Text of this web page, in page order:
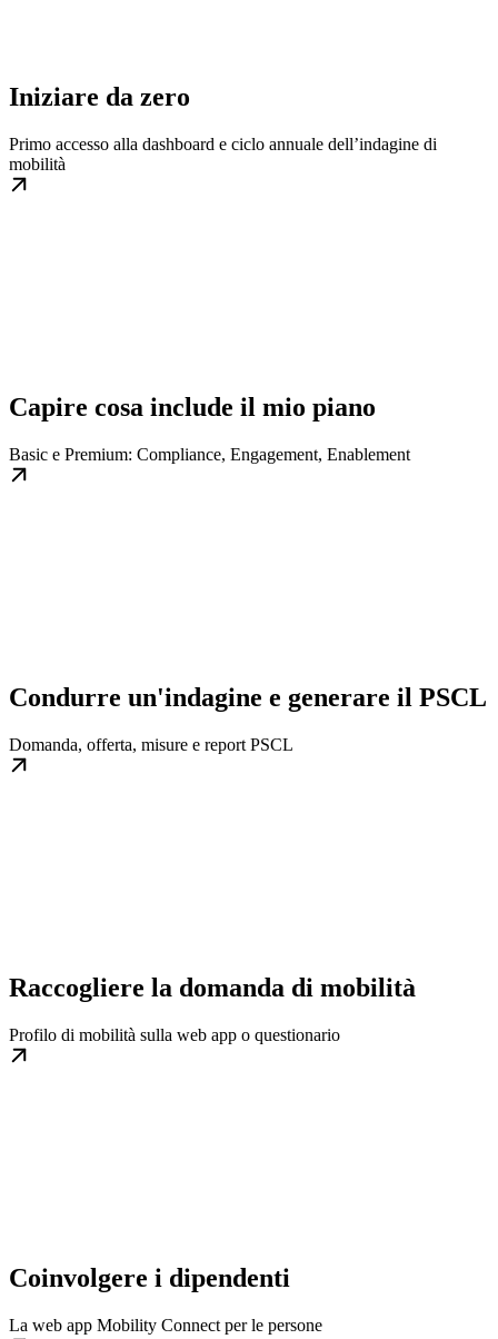
Iniziare da zero
Primo accesso alla dashboard e ciclo annuale dell’indagine di
mobilità
Capire cosa include il mio piano
Basic e Premium: Compliance, Engagement, Enablement
Condurre un'indagine e generare il PSCL
Domanda, offerta, misure e report PSCL
Raccogliere la domanda di mobilità
Profilo di mobilità sulla web app o questionario
Coinvolgere i dipendenti
La web app Mobility Connect per le persone